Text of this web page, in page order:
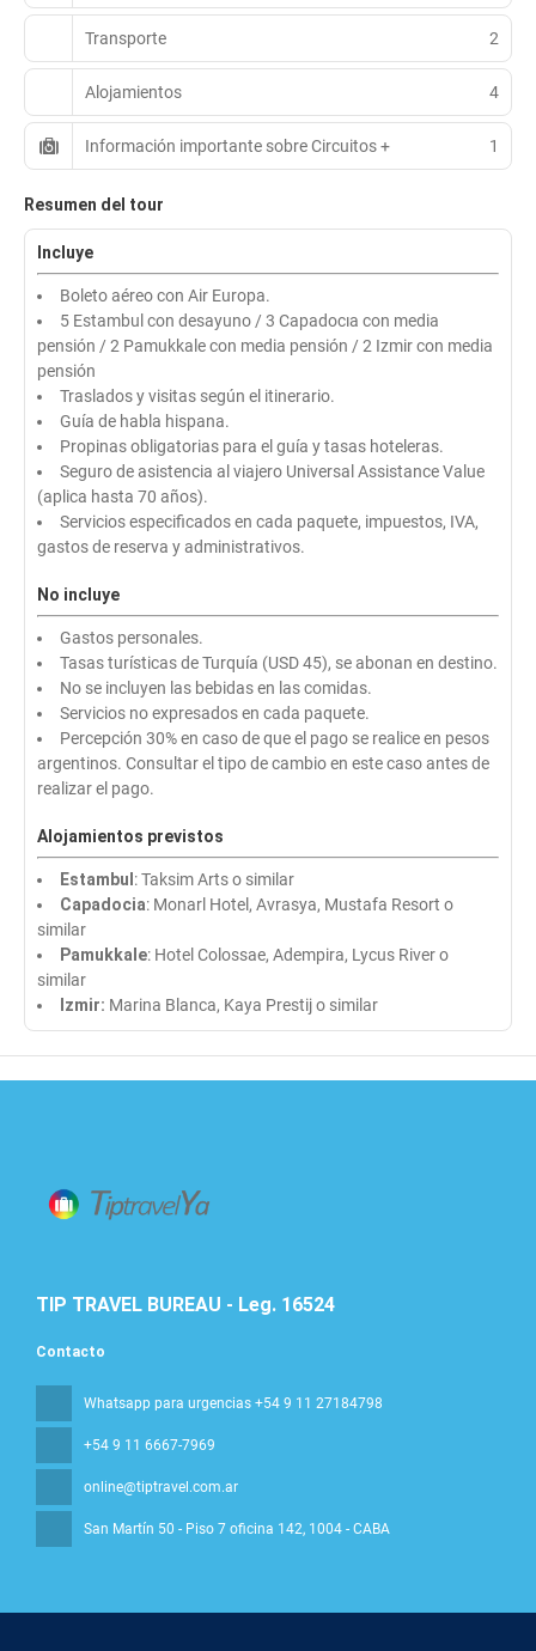
Transporte 2
Alojamientos 4
Información importante sobre Circuitos + 1
Resumen del tour
Incluye
Boleto aéreo con Air Europa.
5 Estambul con desayuno / 3 Capadocıa con media
pensión / 2 Pamukkale con media pensión / 2 Izmir con media
pensión
Traslados y visitas según el itinerario.
Guía de habla hispana.
Propinas obligatorias para el guía y tasas hoteleras.
Seguro de asistencia al viajero Universal Assistance Value
(aplica hasta 70 años).
Servicios especificados en cada paquete, impuestos, IVA,
gastos de reserva y administrativos.
No incluye
Gastos personales.
Tasas turísticas de Turquía (USD 45), se abonan en destino.
No se incluyen las bebidas en las comidas.
Servicios no expresados en cada paquete.
Percepción 30% en caso de que el pago se realice en pesos
argentinos. Consultar el tipo de cambio en este caso antes de
realizar el pago.
Alojamientos previstos
Estambul : Taksim Arts o similar
Capadocia: Monarl Hotel, Avrasya, Mustafa Resort o
similar
Pamukkale: Hotel Colossae, Adempira, Lycus River o
similar
Izmir: Marina Blanca, Kaya Prestij o similar
TIP TRAVEL BUREAU - Leg. 16524
Contacto
Whatsapp para urgencias +54 9 11 27184798
+54 9 11 6667-7969
online@tiptravel.com.ar
San Martín 50 - Piso 7 oficina 142, 1004 - CABA